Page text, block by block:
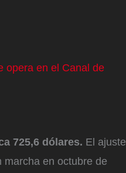
opera en el Canal de
725,6 dólares. El ajuste
en octubre de